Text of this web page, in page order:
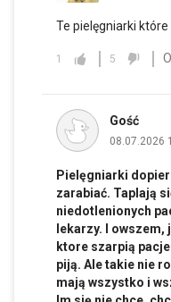
Te pielęgniarki
1 5
Gość
08.07.2026
Pielęgniarki
zarabiać. Taplają
niedotlenionych
lekarzy. I owszem,
ktore szarpią
piją. Ale takie nie
mają wszystko i